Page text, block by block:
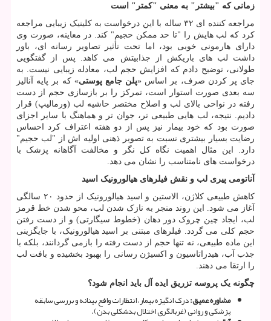
زمانی که "بیشتر" به معنی "کمتر" است
مراجعه کننده ای ۳۲ ساله با این درخواست به کلینیک زیبایی مراجعه
کرد که لب هایش را "تا حد ممکن حجیم" کند. در معاینه، صورت وی
دارای هارمونی خوبی بود، اما تحت تأثیر تصاویر رسانه ای، باور
داشت لب های باریکش از جذابیتش می کاهد. پس از گفتگویی
طولانی، توضیح دادم که افزایش حجم لب، معادله زیبایی نیست. به
جای پر کردن صرف، بر اساس «پلن جامع پوستی» که بر پایه آنالیز
سه بعدی صورت استوار است، تمرکز را بر بازسازی حجم از دست
رفته در نواحی بالای لب و اصلاح مختصر حاشیه لب (ورمالیپ) قرار
دادیم. نتیجه، لب هایی طبیعی تر، جوان تر و هماهنگ با سایر اجزای
صورت بود که خود بیمار نیز پس از دو هفته اعتراف کرد احساس
رضایت بسیار بیشتری نسبت به تصویر ذهنی اولیه اش از "لب حجیم"
دارد. این مثال اهمیت نگاه کل نگر و مخالفت آگاهانه پزشک با
درخواست های نامتناسب را نشان می دهد.
آناتومی پیری لب و نقش فیلرهای هیالورونیک اسید
کاهش طبیعی کلاژن، الاستین و اسید هیالورونیک از حدود ۲۰ سالگی
آغاز می شود. این روند منجر به نازک شدن لب، محو شدن خط قرمز
لب، ایجاد چین چروک دور دهان (خطوط سیگارتی) و از دست رفتن
حجم کلی می گردد. فیلرهای مبتنی بر اسید هیالورونیک، با جایگزینی
این ماده طبیعی، نه تنها حجم از دست رفته را بازمی گردانند، بلکه با
جذب آب، هیدراتاسیون و اکسیژن رسانی را بهبود بخشیده و بافت لب
را ارتقا می دهند.
چگونه یک پروسه تزریق ایده آل باید انجام شود؟
مشاوره عمیق:درک انگیزه بیمار، انتظارات واقع بینانه و بررسی سابقه
پزشکی و روانی (غربالگری اختلال بدشکلی بدن).